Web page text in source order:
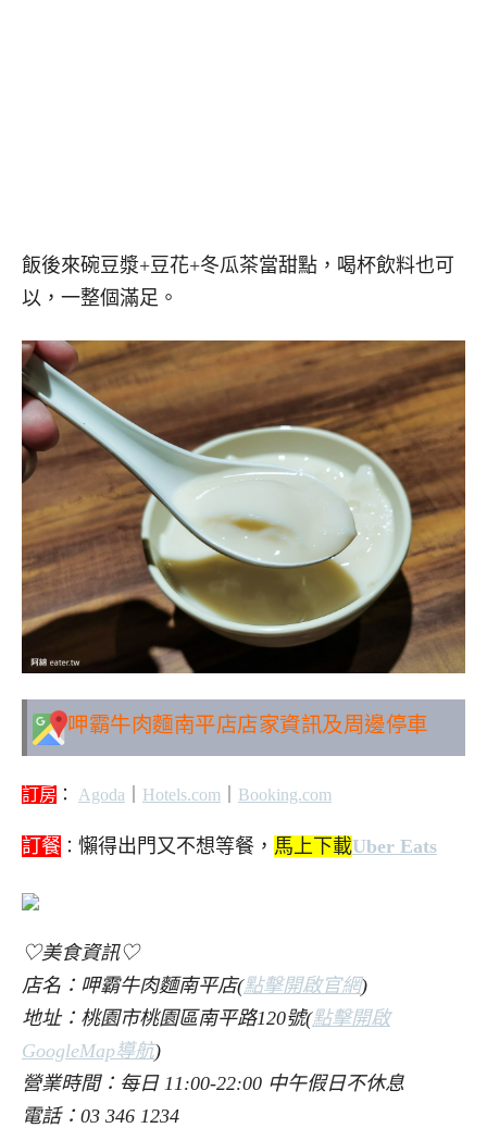
飯後來碗豆漿+豆花+冬瓜茶當甜點，喝杯飲料也可
以，一整個滿足。
呷霸牛肉麵南平店店家資訊及周邊停車
訂房 ： Agoda Hotels.com Booking.com
訂餐 ： 懶得出門又不想等餐， 馬上下載Uber Eats
♡美食資訊♡
店名：呷霸牛肉麵南平店(點擊開啟官網)
地址：桃園市桃園區南平路120號(點擊開啟
GoogleMap導航)
營業時間：每日 11:00-22:00 中午假日不休息
電話：03 346 1234